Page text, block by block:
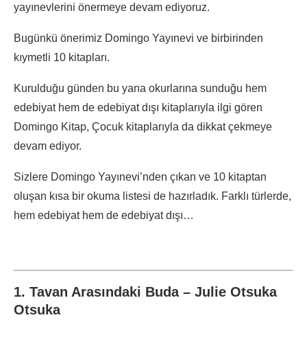
yayınevlerini önermeye devam ediyoruz.
Bugünkü önerimiz Domingo Yayınevi ve birbirinden
kıymetli 10 kitapları.
Kurulduğu günden bu yana okurlarına sunduğu hem
edebiyat hem de edebiyat dışı kitaplarıyla ilgi gören
Domingo Kitap, Çocuk kitaplarıyla da dikkat çekmeye
devam ediyor.
Sizlere Domingo Yayınevi’nden çıkan ve 10 kitaptan
oluşan kısa bir okuma listesi de hazırladık. Farklı türlerde,
hem edebiyat hem de edebiyat dışı…
1. Tavan Arasındaki Buda – Julie Otsuka
Otsuka